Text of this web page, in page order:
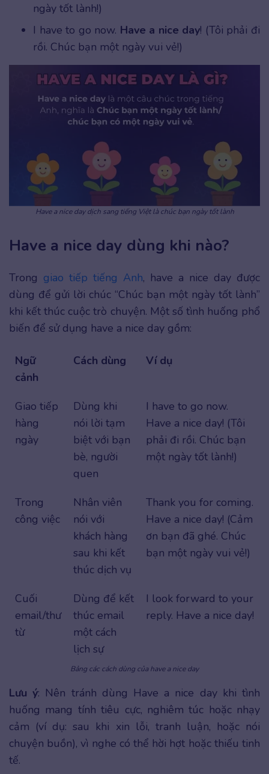
ngày tốt lành!)
I have to go now. Have a nice day! (Tôi phải đi
rồi. Chúc bạn một ngày vui vẻ!)
Have a nice day dịch sang tiếng Việt là chúc bạn ngày tốt lành
Have a nice day dùng khi nào?
Trong giao tiếp tiếng Anh, have a nice day được
dùng để gửi lời chúc “Chúc bạn một ngày tốt lành”
khi kết thúc cuộc trò chuyện. Một số tình huống phổ
biến để sử dụng have a nice day gồm:
Ngữ
cảnh
Cách dùng Ví dụ
Giao tiếp
hàng
ngày
Dùng khi
nói lời tạm
biệt với bạn
bè, người
quen
I have to go now.
Have a nice day! (Tôi
phải đi rồi. Chúc bạn
một ngày tốt lành!)
Trong
công việc
Nhân viên
nói với
khách hàng
sau khi kết
thúc dịch vụ
Thank you for coming.
Have a nice day! (Cảm
ơn bạn đã ghé. Chúc
bạn một ngày vui vẻ!)
Cuối
email/thư
từ
Dùng để kết
thúc email
một cách
lịch sự
I look forward to your
reply. Have a nice day!
Bảng các cách dùng của have a nice day
Lưu ý: Nên tránh dùng Have a nice day khi tình
huống mang tính tiêu cực, nghiêm túc hoặc nhạy
cảm (ví dụ: sau khi xin lỗi, tranh luận, hoặc nói
chuyện buồn), vì nghe có thể hời hợt hoặc thiếu tinh
tế.